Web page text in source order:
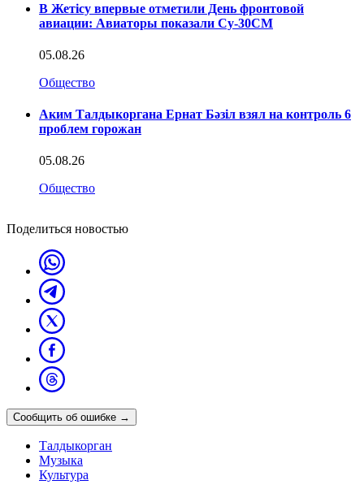
В Жетісу впервые отметили День фронтовой
авиации: Авиаторы показали Су-30СМ
05.08.26
Общество
Аким Талдыкоргана Ернат Бәзіл взял на контроль 6
проблем горожан
05.08.26
Общество
Поделиться новостью
Сообщить об ошибке →
Талдыкорган
Музыка
Культура